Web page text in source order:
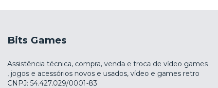
Bits Games
Assistência técnica, compra, venda e troca de vídeo games
, jogos e acessórios novos e usados, vídeo e games retro
CNPJ: 54.427.029/0001-83